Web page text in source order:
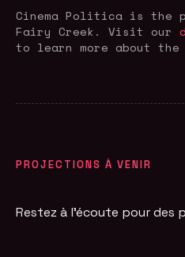
Cinema Politica is the
Fairy Creek. Visit our
to learn more about
PROJECTIONS À VENIR
Restez à l'écoute pour des